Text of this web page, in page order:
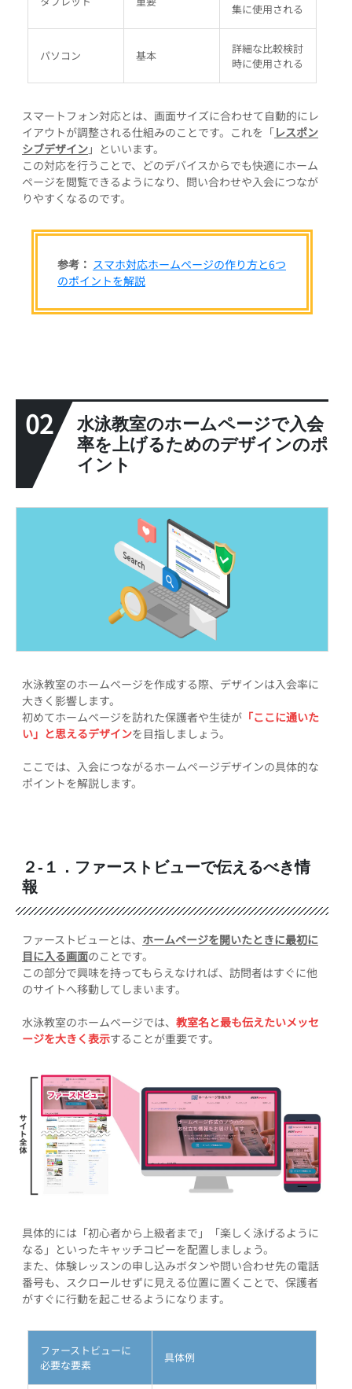
集に使用される
パソコン 基本
詳細な比較検討
時に使用される
スマートフォン対応とは、画面サイズに合わせて自動的にレ
イアウトが調整される仕組みのことです。これを「レスポン
シブデザイン」といいます。
この対応を行うことで、どのデバイスからでも快適にホーム
ページを閲覧できるようになり、問い合わせや入会につなが
りやすくなるのです。
参考： スマホ対応ホームページの作り方と6つ
のポイントを解説
02
水泳教室のホームページで入会
率を上げるためのデザインのポ
イント
水泳教室のホームページを作成する際、デザインは入会率に
大きく影響します。
初めてホームページを訪れた保護者や生徒が 「ここに通いた
い」と思えるデザインを目指しましょう。
ここでは、入会につながるホームページデザインの具体的な
ポイントを解説します。
２-１．ファーストビューで伝えるべき情
報
ファーストビューとは、 ホームページを開いたときに最初に
目に入る画面のことです。
この部分で興味を持ってもらえなければ、訪問者はすぐに他
のサイトへ移動してしまいます。
水泳教室のホームページでは、 教室名と最も伝えたいメッセ
ージを大きく表示することが重要です。
具体的には「初心者から上級者まで」「楽しく泳げるように
なる」といったキャッチコピーを配置しましょう。
また、体験レッスンの申し込みボタンや問い合わせ先の電話
番号も、スクロールせずに見える位置に置くことで、保護者
がすぐに行動を起こせるようになります。
ファーストビューに
必要な要素
具体例